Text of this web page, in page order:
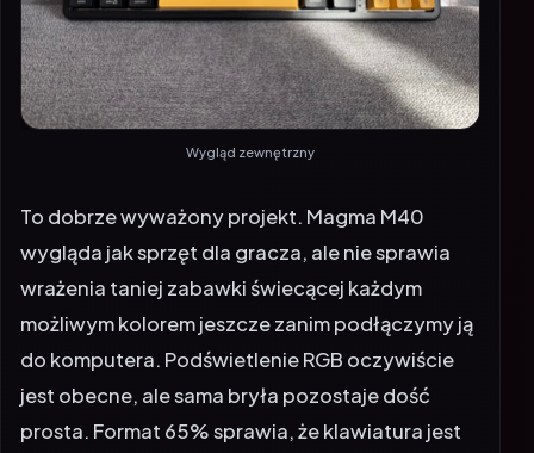
Wygląd zewnętrzny
To dobrze wyważony projekt. Magma M40
wygląda jak sprzęt dla gracza, ale nie sprawia
wrażenia taniej zabawki świecącej każdym
możliwym kolorem jeszcze zanim podłączymy ją
do komputera. Podświetlenie RGB oczywiście
jest obecne, ale sama bryła pozostaje dość
prosta. Format 65% sprawia, że klawiatura jest